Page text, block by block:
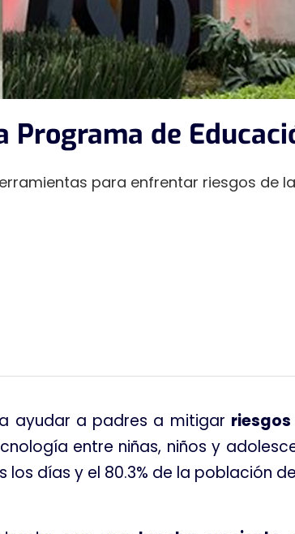
Programa de
para enfrentar riesgos de
ayudar a padres a mitigar
entre niñas, niños y
días y el 80.3% de la población